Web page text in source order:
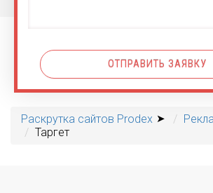
ОТПРАВИТЬ ЗАЯВКУ
Раскрутка сайтов Prodex
Таргет